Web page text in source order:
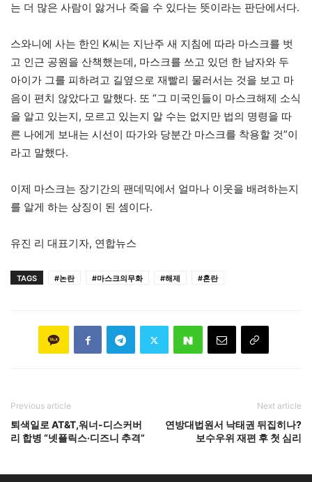
는 더 많은 사람이 앓거나 죽을 수 있다는 뜻이라는 판단에서다.
스와니에 사는 한인 K씨는 지난주 새 지침에 따라 마스크를 벗
고 인근 공원을 산책했는데, 마스크를 쓰고 있던 한 남자와 두
아이가 그를 피하려고 길옆으로 재빨리 물러서는 것을 보고 마
음이 편치 않았다고 말했다. 또 “그 미국인들이 마스크해제 소식
을 알고 있는지, 모르고 있는지 알 수는 없지만 법의 명령을 따
른 나에게 보내는 시선이 따가와 당분간 마스크를 착용할 것”이
라고 말했다.
이제 마스크는 장기간의 팬데믹에서 얼마나 이웃을 배려하는지
를 알게 하는 상징이 된 셈이다.
유진 리 대표기자, 연합뉴스
TAGS #논란 #마스크의무화 #해제 #혼란
Previous article
퇴색일로 AT&T,워너-디스커버
리 합병 “넷플릭스·디즈니 추격”
Next article
연방대법원서 낙태권 뒤집히나?
보수우위 재편 후 첫 심리